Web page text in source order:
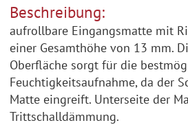
Beschreibung:
aufrollbare Eingangsmatte mit
einer Gesamthöhe von 13 mm.
Oberfläche sorgt für die
Feuchtigkeitsaufnahme, da der
Matte eingreift. Unterseite der
Trittschalldämmung.